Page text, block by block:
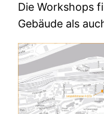
Die Workshops
Gebäude als